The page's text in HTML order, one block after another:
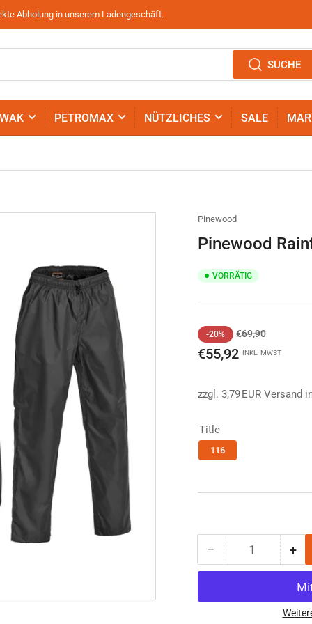
Abholung in unserem Ladengeschäft.
SUCHE
PETROMAX NÜTZLICHES SALE
Pinewood
Pinewood
VORRÄTIG
Normaler
Preis
-20% €69,90
€55,92 INKL. MWST
zzgl. 3,79 EUR Versand
Title
116
− Menge
reduzieren
Pinewood
Anzahl +
für